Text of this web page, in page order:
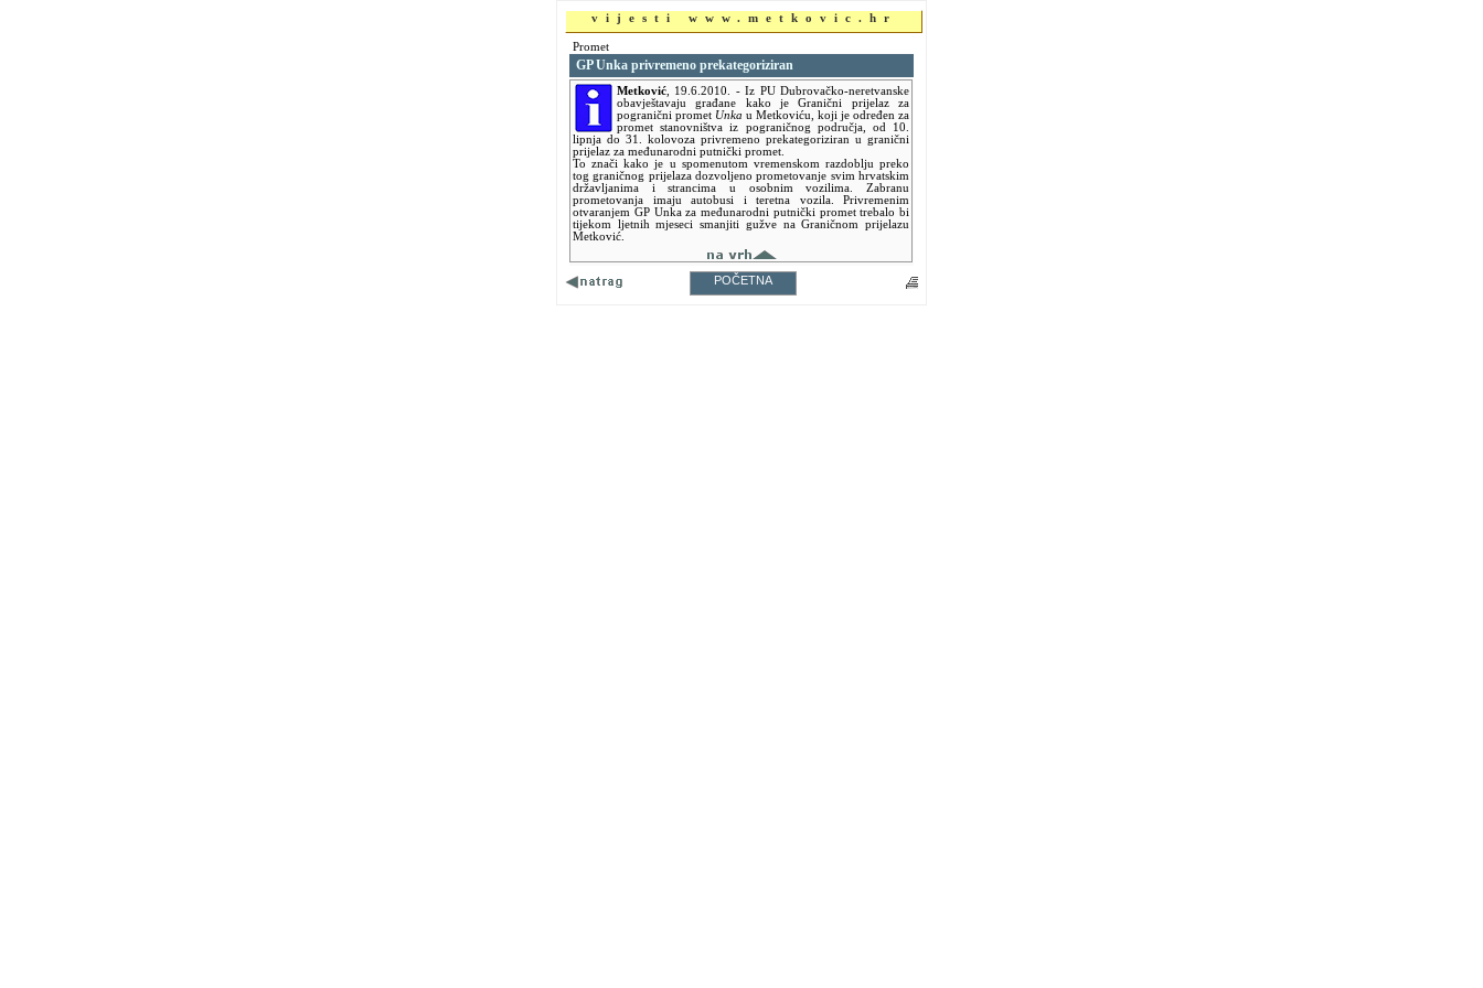
vijesti www.metkovic.hr
Promet
GP Unka privremeno prekategoriziran
Metković 19.6.2010. - Iz PU Dubrovačko-neretvanske
obavještavaju građane kako je Granični prijelaz za
pogranični promet Unka u Metkoviću, koji je određen za
promet stanovništva iz pograničnog područja, od 10.
lipnja do 31. kolovoza privremeno prekategoriziran u granični
prijelaz za međunarodni putnički promet.
To znači kako je u spomenutom vremenskom razdoblju preko
tog graničnog prijelaza dozvoljeno prometovanje svim hrvatskim
državljanima i strancima u osobnim vozilima. Zabranu
prometovanja imaju autobusi i teretna vozila. Privremenim
otvaranjem GP Unka za međunarodni putnički promet trebalo bi
tijekom ljetnih mjeseci smanjiti gužve na Graničnom prijelazu
Metković.
POČETNA